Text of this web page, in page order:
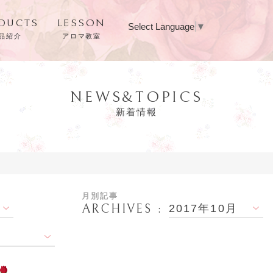
Select Language ▼
紹介
LESSON
アロマ教室
NEWS&TOPICS
新着情報
月別記事
ARCHIVES 2017年10月